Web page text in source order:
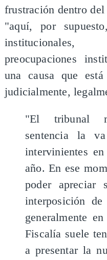
frustración dentro
"aquí, por
institucionales,
preocupaciones
una causa que
judicialmente,
"El tribunal
sentencia la
intervinientes
año. En ese
poder
interposición
generalmente
Fiscalía suele
a presentar la